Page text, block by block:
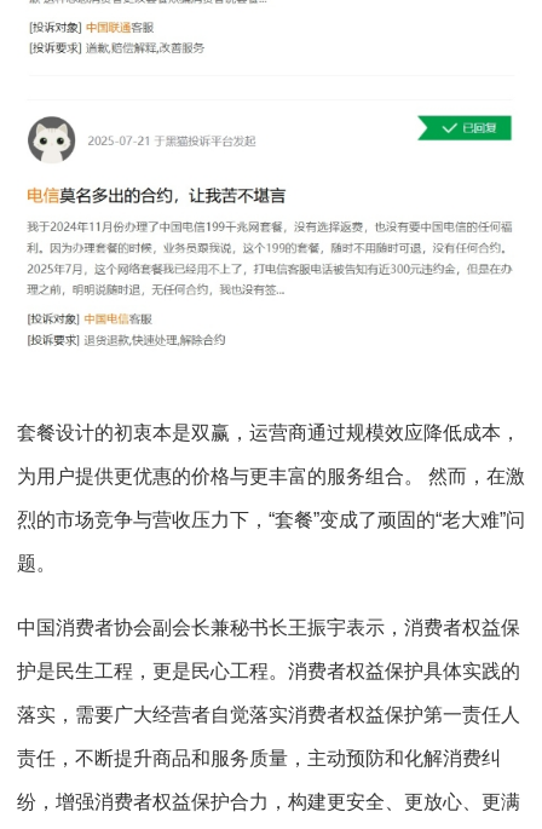
套餐设计的初衷本是双赢，运营商通过规模效应降低成本，
为用户提供更优惠的价格与更丰富的服务组合。 然而，在激
烈的市场竞争与营收压力下，“套餐”变成了顽固的“老大难”问
题。
中国消费者协会副会长兼秘书长王振宇表示，消费者权益保
护是民生工程，更是民心工程。消费者权益保护具体实践的
落实，需要广大经营者自觉落实消费者权益保护第一责任人
责任，不断提升商品和服务质量，主动预防和化解消费纠
纷，增强消费者权益保护合力，构建更安全、更放心、更满